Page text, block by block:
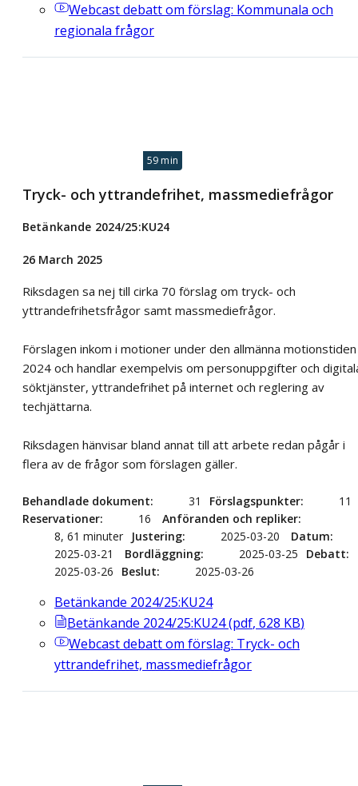
Webcastdebatt om förslag: Kommunala och
regionala frågor
59 min
Tryck- och yttrandefrihet, massmediefrågor
Betänkande 2024/25:KU24
26 March 2025
Riksdagen sa nej till cirka 70 förslag om tryck- och
yttrandefrihetsfrågor samt massmediefrågor.
Förslagen inkom i motioner under den allmänna motionstiden
2024 och handlar exempelvis om personuppgifter och
söktjänster, yttrandefrihet på internet och reglering av
techjättarna.
Riksdagen hänvisar bland annat till att arbete redan pågår i
flera av de frågor som förslagen gäller.
Behandlade dokument 31 Förslagspunkter
11
Reservationer
16
Anföranden och repliker
8, 61 minuter
Justering 2025-03-20
Datum
2025-03-21
Bordläggning 2025-03-25
Debatt
2025-03-26
Beslut 2025-03-26
Betänkande 2024/25:KU24
Betänkande 2024/25:KU24(pdf, 628 KB)
Webcastdebatt om förslag: Tryck- och
yttrandefrihet, massmediefrågor